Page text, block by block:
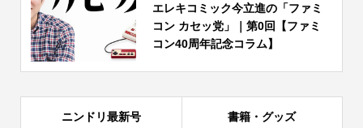
エレキコミック今立進の「ファミ
コン カセッ党」｜第0回【ファミ
コン40周年記念コラム】
ニンドリ最新号 書籍・グッズ